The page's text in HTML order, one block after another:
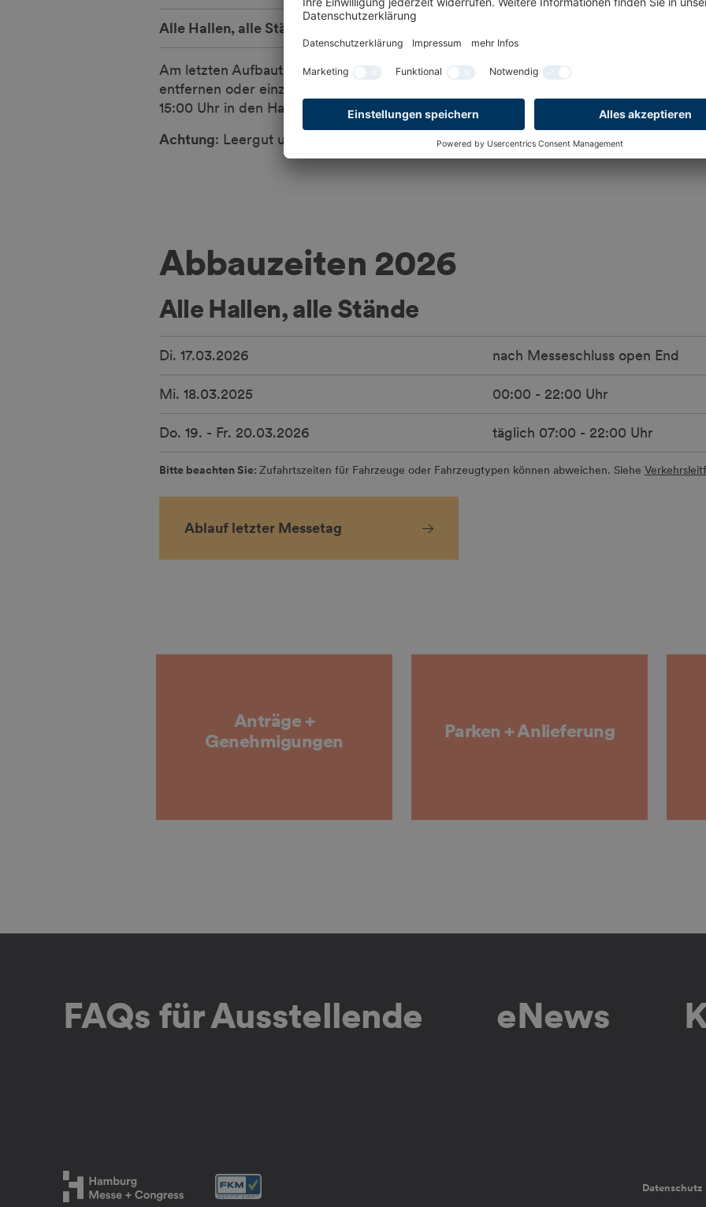
Alle Hallen, alle Stände
Am letzten Aufbautag,Do., 12.03.2026, müssen ab 15:00 Uhralle Hallengänge frei
entfernen oder einzulagern. Anlieferungen von Ausstellungsgütern sowie
15:00 Uhr in den Hallen nicht mehr möglich.
Achtung: Leergut und Abfälle sind täglich aus der Halle zu entfernen.
Abbauzeiten 2026
Alle Hallen, alle Stände
Di. 17.03.2026 nach Messeschluss open End
Mi. 18.03.2025 00:00 - 22:00 Uhr
Do. 19. - Fr. 20.03.2026 täglich 07:00 - 22:00 Uhr
Bitte beachten Sie: Zufahrtszeiten für Fahrzeuge oder Fahrzeugtypen können abweichen. Siehe
Ablauf letzter Messetag
Anträge +
Genehmigungen
Parken + Anlieferung
FAQs für Ausstellende eNews
Datenschutz